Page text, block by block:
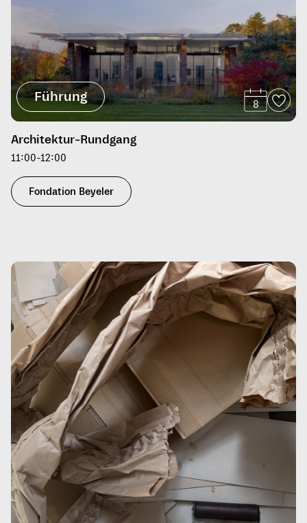
Führung 8
Architektur-Rundgang
11:00-12:00
Fondation Beyeler